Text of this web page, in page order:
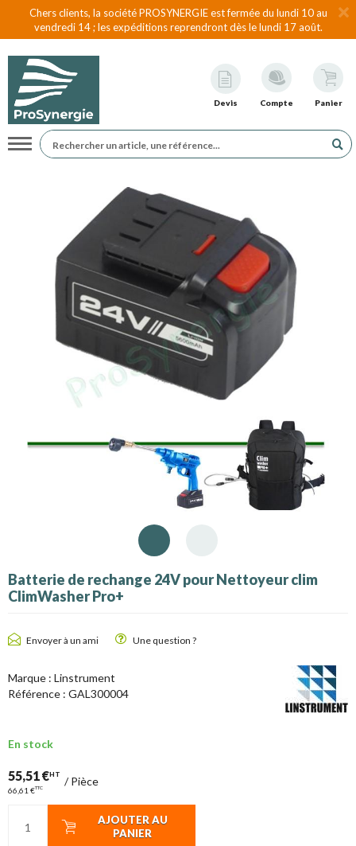
Chers clients, la société PROSYNERGIE est fermée du lundi 10 au
vendredi 14 ; les expéditions reprendront dès le lundi 17 août.
Devis Compte Panier
Navigation
Batterie de rechange 24V pour Nettoyeur clim
ClimWasher Pro+
Envoyer à un ami Une question ?
Marque : Linstrument
Référence : GAL300004
En stock
55,51 €HT
66,61 €TTC /Pièce
AJOUTER AU
PANIER